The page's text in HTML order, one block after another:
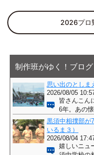
2026プロ
制作班がゆく！ブログ